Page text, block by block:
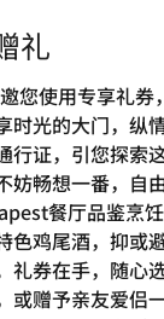
礼
您使用专享礼券
时光的大门，纵
行证，引您探索
妨畅想一番，自
餐厅品鉴烹
色鸡尾酒，抑或
礼券在手，随心
或赠予亲友爱侣